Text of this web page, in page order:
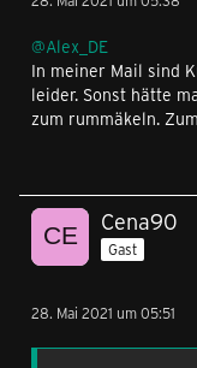
@Alex_DE
In meiner Mail sind
leider. Sonst hätte
zum rummäkeln.
Cena90
Gast
28. Mai 2021 um 05:51